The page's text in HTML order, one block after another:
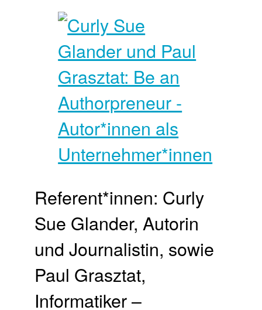
Referent*innen: Curly
Sue Glander, Autorin
und Journalistin, sowie
Paul Grasztat,
Informatiker –